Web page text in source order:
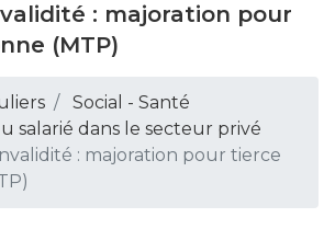
: majoration pour
(MTP)
Social - Santé
salarié dans le secteur privé
: majoration pour tierce